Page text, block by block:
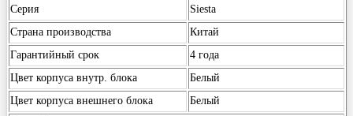
Серия
Siesta
Страна производства
Китай
Гарантийный срок
4 года
Цвет корпуса внутр. блока
Белый
Цвет корпуса внешнего блока
Белый